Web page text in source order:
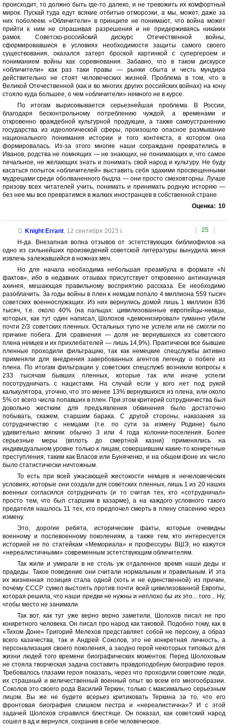
происходит, то должно быть где-то далеко, и не тревожить их комфортный
мирок. Пускай туда едут всякие отбитые отморозки, а мы, может, даже за
них поболеем. «Обличители» в принципе не понимают, что война может
прийти к ним не спрашивая разрешения и не придерживаясь никаких
рамок. Советско-российский дискурс Отечественной войны,
сформировавшися в условиях необходимости защиты самого своего
существования, оказался затерт броской картинкой с супергероем и
пониманием войны как соревнования. Забавно, что в таком дискурсе
«обличители» как раз таки правы — рынки сбыта и честь мундира
действительно не стоят человеческих жизней. Проблема в том, что в
Великой Отечественной (как и во многих других российских войнах) на кону
стояло куда большее, о чем «обличители» немного не в курсе.
По итогам вырисовывается серьезнейшая проблема. В России,
благодаря бесконтрольному потреблению чуждой, а временами и
откровенно враждебной культурной продукции, а также самоустранению
государства из идеологической сферы, произошло опасное размывание
национального понимания истории и того контекста, в котором она
формировалась. Из-за этого многие наши сограждане превратились в
Иванов, родства не помнящих — не знающих, не понимающих и, что самое
печальное, не желающих знать и понимать свой народ и культуру. Не буду
касаться попыток «обличителей» выставить себя эдакими просвещенными
мудрецами среди оболваненного быдла — они просто смеховторны. Лучше
призову всех читателей учить, понимать и принимать родную историю —
без нее мы все превратимся в жалких иностранцев в собственной стране.
Оценка: 10
[ 25 ]
Knight Errant, 12 сентября 2023 г.
Н-да. Внезапная волна отзывов от эстетствующих библиофилов на
одно из сильнейших произведений советской литературы вынудила меня
извлечь залежавшийся в ножнах меч.
Но для начала необходима небольшая преамбула в формате «N
фактов», ибо в недавних отзывах присутствует откровенно антинаучная
ахинея, мешающая правильному восприятию рассказа. Ее необходимо
разоблачить. За годы войны в плен к немцам попало 4 миллиона 559 тысяч
советских военнослужащих. Из них вернулись домой лишь 1 миллион 836
тысяч, т.е. около 40% (на пальцах: цивилизованные европейцы-немцы,
которых, как тут один написал, Шолохов «демонизировал» гуманно убили
почти 2/3 советских пленных. Остальных тупо не успели или не смогли по
причине побега. Для сравнения — доля не вернувшихся из советского
плена немцев и их прихлебателей — лишь 14,9%). Практически все бывшие
пленные проходили фильтрацию, так как немецкие спецслужбы активно
применяли для внедрения завербованных агентов легенду о побеге из
плена. По итогам фильтрации у советских спецслужб возникли вопросы к
233 тысячам бывших пленных, которые так или иначе успели
посотрудничать с нацистами. На случай если у кого нет под рукой
калькулятора, уточню, что это менее 13% вернувшихся из плена, или около
5% от всего числа попавших в плен. При этом критерий сотрудничества был
довольно жестким: для предъявления обвинения было достаточно
побывать, скажем, старшим барака. С другой стороны, наказания за
сотрудничество с немцами (т.е. по сути за измену Родине) было
удивительно мягким: обычно 3 или 4 года колонии-поселения. Более
серьезные меры (вплоть до смертной казни) применялись на
индивидуальном уровне только к лицам, совершившим какие-то конкретные
преступления, таким как Власов или Буняченко, и на общем фоне их число
было статистически ничтожным.
То есть при всей ужасающей жестокости немцев и нечеловеческих
условиях, которые они создали для советских пленных, лишь 1 из 20 наших
военных согласился сотрудничать (и то считая тех, кто «сотрудничал»
просто тем, что был старшим в казарме), а на каждого условного такого
предателя нашлось 11 тех, кто предпочел смерть в плену спасению через
измену.
Это, дорогие ребята, исторические факты, которые очевидны
военному и послевоенному поколениям, а также тем, кто интересуется
историей не по статейкам «Мемориала» и профессуры ВШЭ, но кажутся
«нереалистичными» современным эстетствующим обличителям.
Так жили и умирали в не столь уж отдаленное время наши деды и
прадеды. Такое поведение они считали нормальным и правильным. И эта
их жизненная позиция стала одной (хоть и не единственной) из причин,
почему СССР сумел выстоять против почти всей цивилизованной Европы,
которая решила, что наши предки не нужны и неплохо бы их это... того... Ну,
чтобы место не занимали.
Так вот, как тут уже верно верно заметили, Шолохов писал не про
конкретного человека. Он писал про народ как таковой. Подобно тому, как в
«Тихом Доне» Григорий Мелехов представляет собой не персону, а образ
всего казачества, так и Андрей Соколов, это не конкретная личность, а
персонализация своего поколения, а заодно герой некоторых типовых для
жизни людей того времени биографических моментов. Перед Шолоховым
не стояла творческая задача составить правдоподобную биографию героя.
Требовалось глазами героя показать, через что проходили советские люди,
их страшный и величественный военный опыт во всем его многообразии.
Соколов это своего рода Василий Теркин, только с максимально серьезным
лицом. Вы же не будете всерьез критиковать Теркина за то, что его
фронтовая биография слишком пестра и «нереалистична»? И с этой
задачей Шолохов справился блестяще. Он показал, как советский народ
сошел в ад и вернулся, сохранив в себе человеческое.